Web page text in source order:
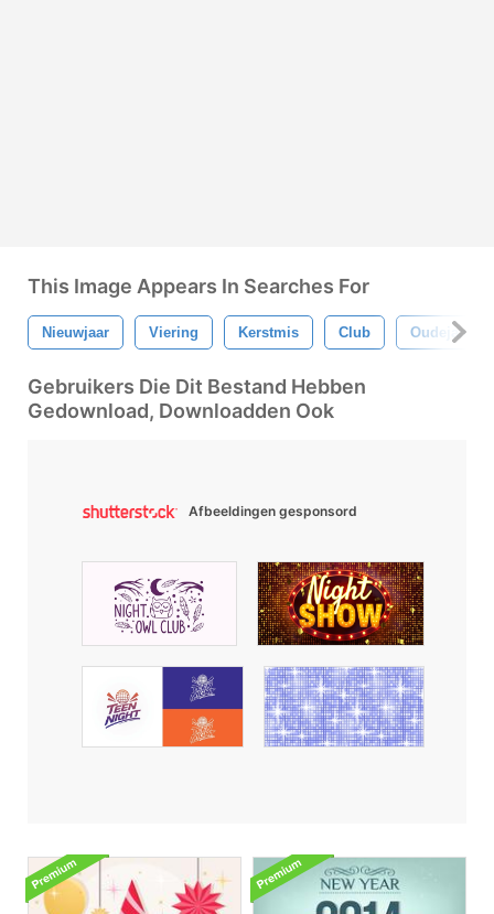
This Image Appears In Searches For
Nieuwjaar Viering Kerstmis Club
Gebruikers Die Dit Bestand Hebben
Gedownload, Downloadden Ook
Afbeeldingen gesponsord